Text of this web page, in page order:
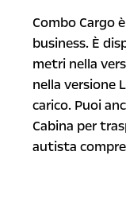
Combo Cargo
business. È
metri nella
nella versione
carico. Puoi
Cabina per
autista